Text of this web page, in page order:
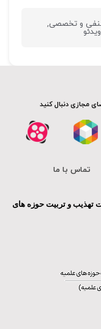
و تخصصی,
ویدئو
مجازی دنبال کنید
تماس با ما
تهذیب و تربیت حوزه های